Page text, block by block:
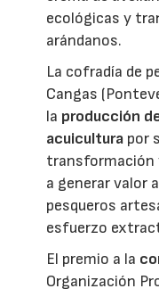
ecológicas y
arándanos.
La cofradía de
Cangas
la producción
acuicultura por
transformación
a generar valor
pesqueros
esfuerzo
El premio a la
Organización